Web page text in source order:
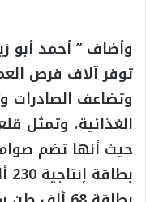
وأضاف ” أحمد أبو
توفر آلاف فرص
وتضاعف الصادرات
الغذائية، وتمثل